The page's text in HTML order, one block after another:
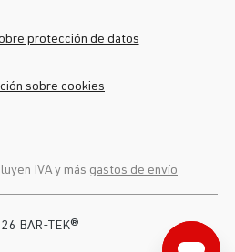
IVA y más gastos de envío
protección de datos
sobre cookies
BAR-TEK®